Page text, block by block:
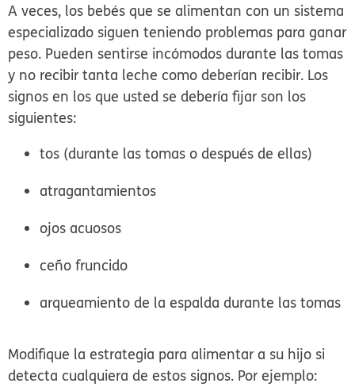
A veces, los bebés que se alimentan con un sistema
especializado siguen teniendo problemas para ganar
peso. Pueden sentirse incómodos durante las tomas
y no recibir tanta leche como deberían recibir. Los
signos en los que usted se debería fijar son los
siguientes:
tos (durante las tomas o después de ellas)
atragantamientos
ojos acuosos
ceño fruncido
arqueamiento de la espalda durante las tomas
Modifique la estrategia para alimentar a su hijo si
detecta cualquiera de estos signos. Por ejemplo: